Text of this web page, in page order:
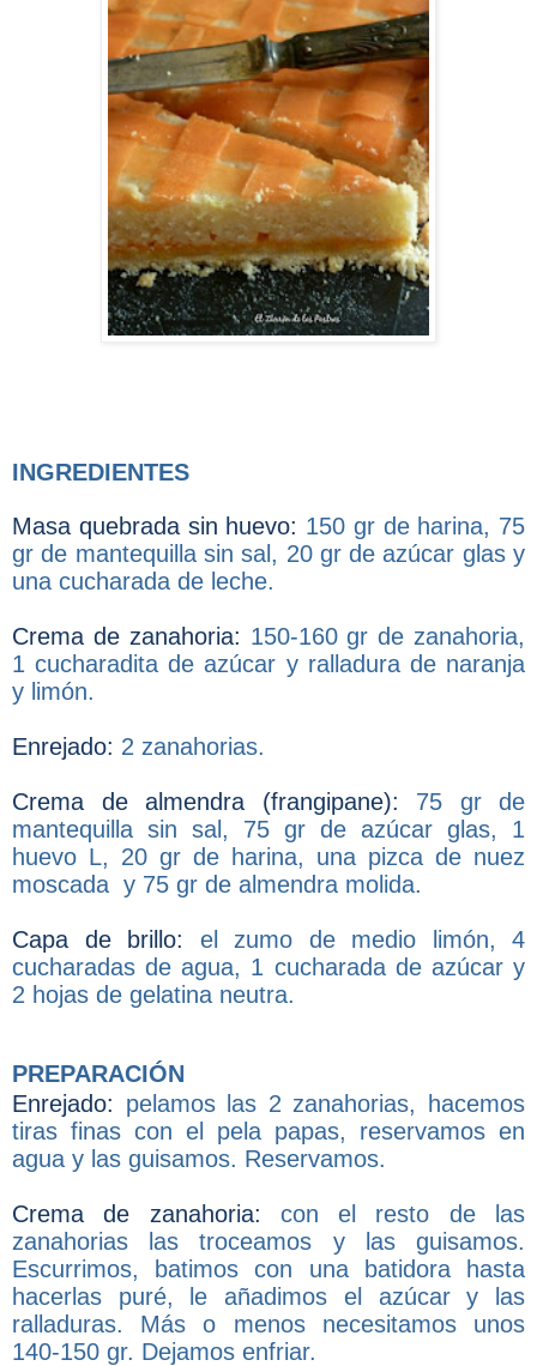
INGREDIENTES
Masa quebrada sin huevo: 150 gr de harina, 75
gr de mantequilla sin sal, 20 gr de azúcar glas y
una cucharada de leche.
Crema de zanahoria: 150-160 gr de zanahoria,
1 cucharadita de azúcar y ralladura de naranja
y limón.
Enrejado: 2 zanahorias.
Crema de almendra (frangipane): 75 gr de
mantequilla sin sal, 75 gr de azúcar glas, 1
huevo L, 20 gr de harina, una pizca de nuez
moscada y 75 gr de almendra molida.
Capa de brillo: el zumo de medio limón, 4
cucharadas de agua, 1 cucharada de azúcar y
2 hojas de gelatina neutra.
PREPARACIÓN
Enrejado: pelamos las 2 zanahorias, hacemos
tiras finas con el pela papas, reservamos en
agua y las guisamos. Reservamos.
Crema de zanahoria: con el resto de las
zanahorias las troceamos y las guisamos.
Escurrimos, batimos con una batidora hasta
hacerlas puré, le añadimos el azúcar y las
ralladuras. Más o menos necesitamos unos
140-150 gr. Dejamos enfriar.